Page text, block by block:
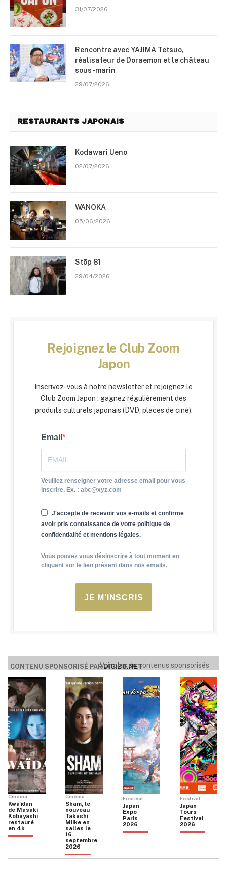
31/07/2026
Rencontre avec YAJIMA Tetsuo,
réalisateur de Doraemon et le château
sous-marin
29/07/2026
RESTAURANTS JAPONAIS
Kodawari Ueno
02/07/2026
WANOKA
05/06/2026
Stōp 81
29/04/2026
Rejoignez le Club Zoom
Japon
Inscrivez-vous à notre newsletter et rejoignez le
Club Zoom Japon : gagnez régulièrement des
produits culturels japonais (DVD, places de ciné).
Email
Veuillez renseigner votre adresse email pour vous
inscrire. Ex. : abc@xyz.com
J'accepte de recevoir vos e-mails et confirme
avoir pris connaissance de votre politique de
confidentialité et mentions légales.
Vous pouvez vous désinscrire à tout moment en
cliquant sur le lien présent dans nos emails.
JE M'INSCRIS
CONTENU SPONSORISÉ PARDIGIBU.NET
Voir plus de contenus sponsorisés
Cinéma
Kwaïdan
de Masaki
Kobayashi
restauré
en 4k
Cinéma
Sham, le
nouveau
Takashi
Miike en
salles le
16
septembre
2026
Festival
Japan
Expo
Paris
2026
Festival
Japan
Tours
Festival
2026